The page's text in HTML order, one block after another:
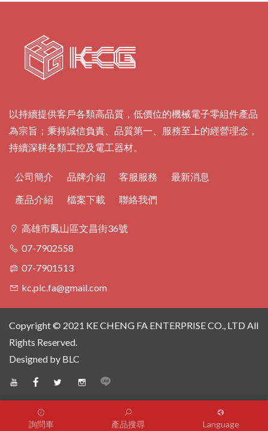
詢問車 產品搜尋 Language
以持續提供客戶各類高品質，低價位的機械電子零組件產品
為宗旨；秉持誠信負責、品質第一、服務至上的經營理念，
持續深耕各類工控及電工器材。
公司簡介 品牌介紹 客服服務
最新消息
產品介紹
檔案下載 聯絡我們
高雄市鳳山區文昌街36號
07-7902558
07-7901513
kc.plc.fa@gmail.com
Copyright © 2021 KE CHENG FA ENTERPRISE CO., LTD All
Rights Reserved.
Designed by BLC